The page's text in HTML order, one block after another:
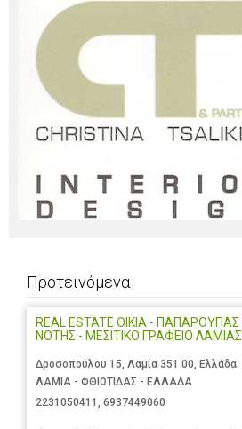
Προτεινόμενα
REAL ESTATE OIKIA - ΠΑΠΑΡΟΥΠΑΣ
ΝΟΤΗΣ - ΜΕΣΙΤΙΚΟ ΓΡΑΦΕΙΟ ΛΑΜΙΑΣ
Δροσοπούλου 15, Λαμία 351 00, Ελλάδα
ΛΑΜΙΑ - ΦΘΙΩΤΙΔΑΣ - ΕΛΛΑΔΑ
2231050411 , 6937449060